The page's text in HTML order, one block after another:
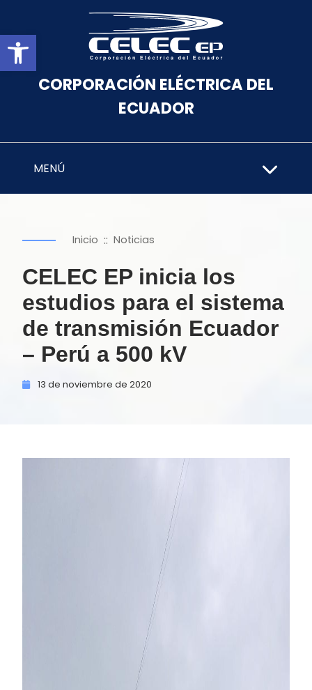
Abrir barra de herramientas
CORPORACIÓN ELÉCTRICA DEL
ECUADOR
MENÚ
Inicio :: Noticias
CELEC EP inicia los
estudios para el sistema
de transmisión Ecuador
– Perú a 500 kV
13 de noviembre de 2020